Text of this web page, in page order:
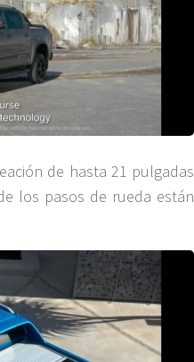
de hasta 21 pulgadas
los pasos de rueda están